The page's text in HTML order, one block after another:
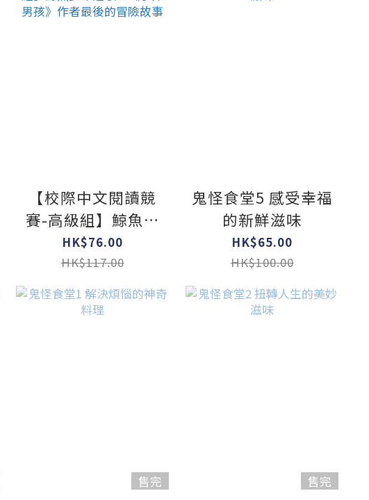
【校際中文閱讀競
賽-高級組】鯨魚少
年之歌：《手斧男
孩》作者最後的冒
險故事
HK$76.00
HK$117.00
鬼怪食堂5 感受幸福
的新鮮滋味
HK$65.00
HK$100.00
售完 售完